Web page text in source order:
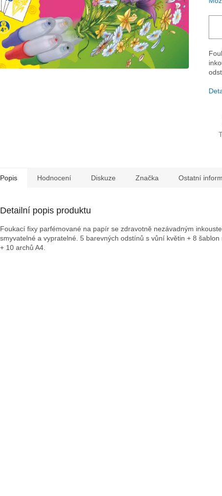
Popis Hodnocení Diskuze Značka Ostatní
Detailní popis produktu
Foukací fixy parfémované na papír se zdravotně nezávadným
smyvatelné a vypratelné. 5 barevných odstínů s vůní květin + 8 šablon
+ 10 archů A4.